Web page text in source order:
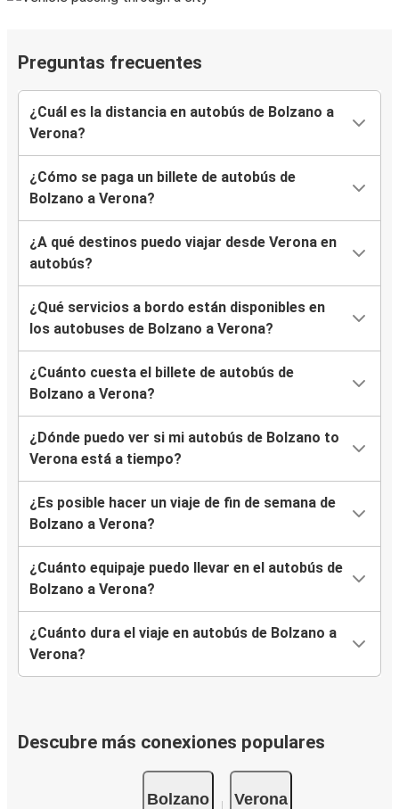
Preguntas frecuentes
¿Cuál es la distancia en autobús de Bolzano a
Verona?
¿Cómo se paga un billete de autobús de
Bolzano a Verona?
¿A qué destinos puedo viajar desde Verona en
autobús?
¿Qué servicios a bordo están disponibles en
los autobuses de Bolzano a Verona?
¿Cuánto cuesta el billete de autobús de
Bolzano a Verona?
¿Dónde puedo ver si mi autobús de Bolzano to
Verona está a tiempo?
¿Es posible hacer un viaje de fin de semana de
Bolzano a Verona?
¿Cuánto equipaje puedo llevar en el autobús de
Bolzano a Verona?
¿Cuánto dura el viaje en autobús de Bolzano a
Verona?
Descubre más conexiones populares
Bolzano Verona